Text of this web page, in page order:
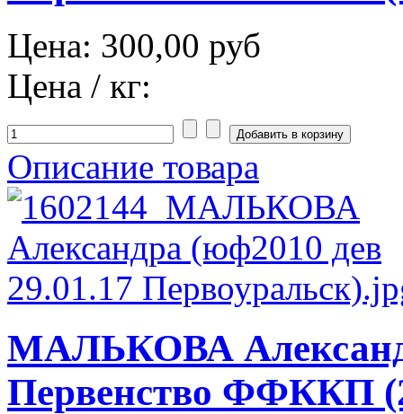
Цена: 300,00 руб
Цена / кг:
Описание товара
МАЛЬКОВА
Первенство ФФККП